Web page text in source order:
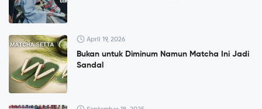
April 19, 2026
Bukan untuk Diminum Namun Matcha Ini Jadi
Sandal